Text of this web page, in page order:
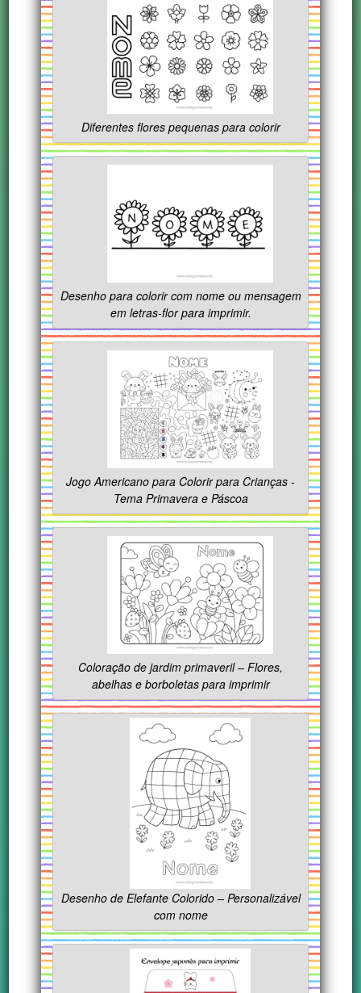
Diferentes flores pequenas para colorir
Desenho para colorir com nome ou mensagem
em letras-flor para imprimir.
Jogo Americano para Colorir para Crianças -
Tema Primavera e Páscoa
Coloração de jardim primaveril – Flores,
abelhas e borboletas para imprimir
Desenho de Elefante Colorido – Personalizável
com nome